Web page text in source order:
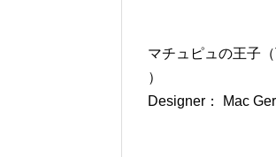
マチュピュの王子
）
Designer： Mac